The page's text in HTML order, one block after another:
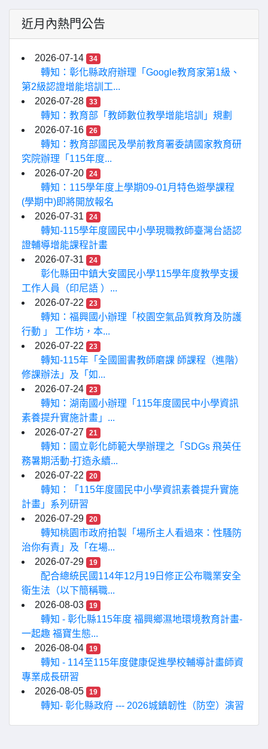
近月內熱門公告
2026-07-14 34
轉知：彰化縣政府辦理「Google教育家第1級、
第2級認證增能培訓工...
2026-07-28
33
轉知：教育部「教師數位教學增能培訓」規劃
2026-07-16
26
轉知：教育部國民及學前教育署委請國家教育研
究院辦理「115年度...
2026-07-20
24
轉知：115學年度上學期09-01月特色遊學課程
(學期中)即將開放報名
2026-07-31
24
轉知-115學年度國民中小學現職教師臺灣台語認
證輔導增能課程計畫
2026-07-31
24
彰化縣田中鎮大安國民小學115學年度教學支援
工作人員（印尼語 ）...
2026-07-22
23
轉知：福興國小辦理「校園空氣品質教育及防護
行動 」 工作坊，本...
2026-07-22
23
轉知-115年「全國圖書教師磨課 師課程（進階）
修課辦法」及「如...
2026-07-24
23
轉知：湖南國小辦理「115年度國民中小學資訊
素養提升實施計畫」...
2026-07-27
21
轉知：國立彰化師範大學辦理之「SDGs 飛英任
務暑期活動-打造永續...
2026-07-22
20
轉知：「115年度國民中小學資訊素養提升實施
計畫」系列研習
2026-07-29
20
轉知桃園市政府拍製「場所主人看過來：性騷防
治你有責」及「在場...
2026-07-29
19
配合總統民國114年12月19日修正公布職業安全
衛生法（以下簡稱職...
2026-08-03
19
轉知 - 彰化縣115年度 福興鄉濕地環境教育計畫-
一起趣 福寶生態...
2026-08-04
19
轉知 - 114至115年度健康促進學校輔導計畫師資
專業成長研習
2026-08-05
19
轉知- 彰化縣政府 --- 2026城鎮韌性（防空）演習